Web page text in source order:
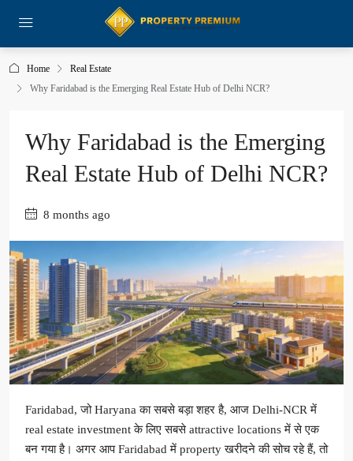
Home
Real Estate
Why Faridabad is the Emerging Real Estate Hub of Delhi NCR?
Why Faridabad is the Emerging
Real Estate Hub of Delhi NCR?
8 months ago
Faridabad, जो Haryana का सबसे बड़ा शहर है, आज Delhi-NCR में
real estate investment के लिए सबसे attractive locations में से एक
बन गया है। अगर आप Faridabad में property खरीदने की सोच रहे हैं, तो